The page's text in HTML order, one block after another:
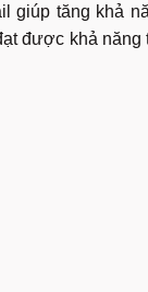
giúp tăng khả
được khả năng